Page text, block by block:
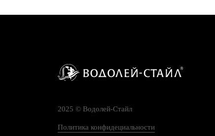
2025 © Водолей-Cтайл
Политика конфидециальности